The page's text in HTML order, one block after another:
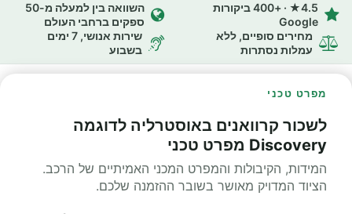
4.5★ · +400 ביקורות
Google
השוואה בין למעלה מ-50
ספקים ברחבי העולם
מחירים סופיים, ללא
עמלות נסתרות
שירות אנושי, 7 ימים
בשבוע
מפרט טכני
לשכור קרוואנים באוסטרליה לדוגמה
Discovery מפרט טכני
המידות, הקיבולות והמפרט המכני האמיתיים של הרכב.
הציוד המדויק מאושר בשובר ההזמנה שלכם.